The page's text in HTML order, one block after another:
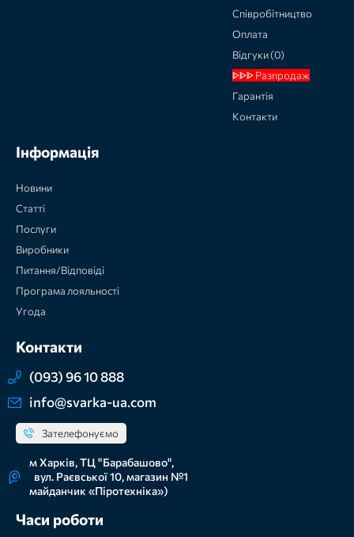
Співробітництво
Оплата
Відгуки (0)
ᐈᐈᐈ Разпродаж
Гарантія
Контакти
Інформація
Новини
Статті
Послуги
Виробники
Питання/Відповіді
Програма лояльності
Угода
Контакти
(093) 96 10 888
info@svarka-ua.com
Зателефонуємо
м Харків, ТЦ "Барабашово",
вул. Раєвської 10, магазин №1
майданчик «Піротехніка»)
Часи роботи